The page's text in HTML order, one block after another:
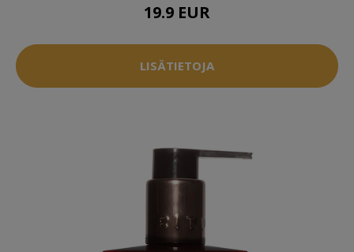
19.9 EUR
LISÄTIETOJA